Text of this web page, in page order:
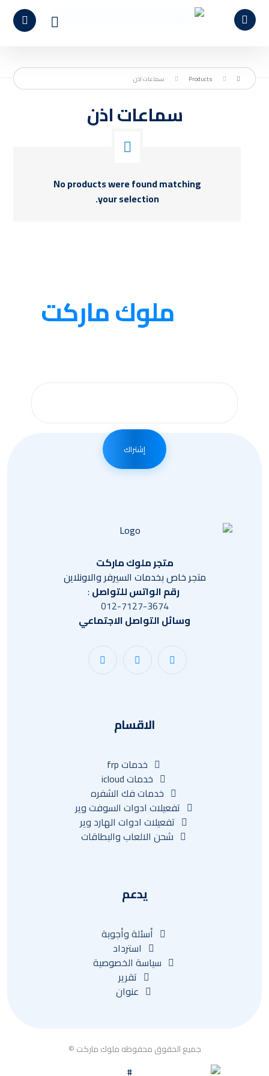
Products سماعات اذن
سماعات اذن
No products were found matching
your selection.
ملوك ماركت
إشتراك
متجر ملوك ماركت
متجر خاص بخدمات السيرفر والاونلاين
رقم الواتس للتواصل :
012-7127-3674
وسائل التواصل الاجتماعي
الاقسام
خدمات frp
خدمات icloud
خدمات فك الشفره
تفعيلات ادوات السوفت وير
تفعيلات ادوات الهارد وير
شحن الالعاب والبطاقات
يدعم
أسئلة وأجوبة
استرداد
سياسة الخصوصية
تقرير
عنوان
جميع الحقوق محفوظه ملوك ماركت ©